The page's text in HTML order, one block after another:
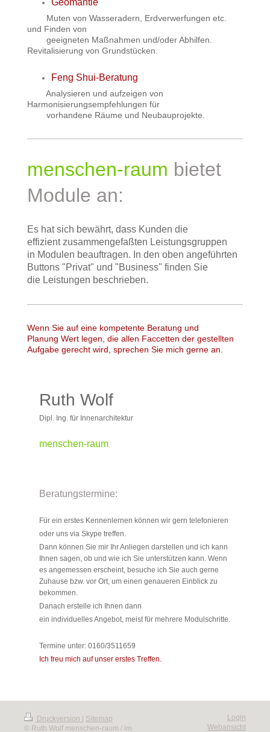
Geomantie
Muten von Wasseradern, Erdverwerfungen etc.
und Finden von
geeigneten Maßnahmen und/oder Abhilfen.
Revitalisierung von Grundstücken.
Feng Shui-Beratung
Analysieren und aufzeigen von
Harmonisierungsempfehlungen für
vorhandene Räume und Neubauprojekte.
menschen-raum bietet
Module an:
Es hat sich bewährt, dass Kunden die
effizient zusammengefaßten Leistungsgruppen
in Modulen beauftragen. In den oben angeführten
Buttons "Privat" und "Business" finden Sie
die Leistungen beschrieben.
Wenn Sie auf eine kompetente Beratung und
Planung Wert legen, die allen Faccetten der gestellten
Aufgabe gerecht wird, sprechen Sie mich gerne an.
Ruth Wolf
Dipl. Ing. für Innenarchitektur
menschen-raum
Beratungstermine:
Für ein erstes Kennenlernen können wir gern telefonieren
oder uns via Skype treffen.
Dann können Sie mir Ihr Anliegen darstellen und ich kann
Ihnen sagen, ob und wie ich Sie unterstützen kann. Wenn
es angemessen erscheint, besuche ich Sie auch gerne
Zuhause bzw. vor Ort, um einen genaueren Einblick zu
bekommen.
Danach erstelle ich Ihnen dann
ein individuelles Angebot, meist für mehrere Modulschritte.
Termine unter: 0160/3511659
Ich freu mich auf unser erstes Treffen.
Druckversion
Sitemap
© Ruth Wolf menschen-raum / im
Login
Webansicht